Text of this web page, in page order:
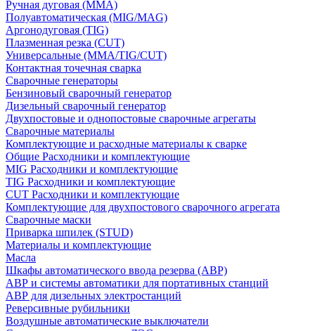
Ручная дуговая (MMA)
Полуавтоматическая (MIG/MAG)
Аргонодуговая (TIG)
Плазменная резка (CUT)
Универсальные (MMA/TIG/CUT)
Контактная точечная сварка
Сварочные генераторы
Бензиновый сварочный генератор
Дизельный сварочный генератор
Двухпостовые и однопостовые сварочные агрегаты
Сварочные материалы
Комплектующие и расходные материалы к сварке
Общие Расходники и комплектующие
MIG Расходники и комплектующие
TIG Расходники и комплектующие
CUT Расходники и комплектующие
Комплектующие для двухпостового сварочного агрегата
Сварочные маски
Приварка шпилек (STUD)
Материалы и комплектующие
Масла
Шкафы автоматического ввода резерва (АВР)
АВР и системы автоматики для портативных станций
АВР для дизельных электростанций
Реверсивные рубильники
Воздушные автоматические выключатели